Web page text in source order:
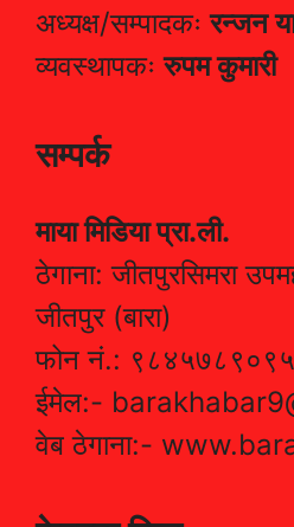
अध्यक्ष/सम्पादकःरन्जन
व्यवस्थापकःरुपम कुमारी
सम्पर्क
माया मिडिया प्रा.ली.
ठेगाना: जीतपुरसिमरा
जीतपुर (बारा)
फोन नं.: ९८४५७८९०९५
ईमेल:-
वेब ठेगाना:-